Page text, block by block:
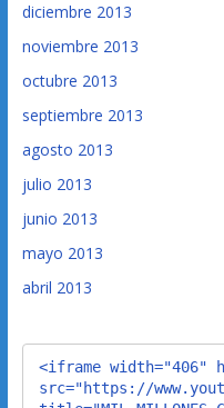
diciembre 2013
noviembre 2013
octubre 2013
septiembre 2013
agosto 2013
julio 2013
junio 2013
mayo 2013
abril 2013
<iframe width="406"
src="https://